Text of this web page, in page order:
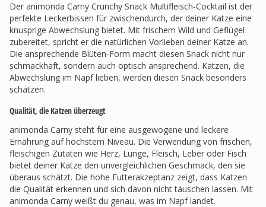
Der animonda Carny Crunchy Snack Multifleisch-Cocktail ist der
perfekte Leckerbissen für zwischendurch, der deiner Katze eine
knusprige Abwechslung bietet. Mit frischem Wild und Geflügel
zubereitet, spricht er die natürlichen Vorlieben deiner Katze an.
Die ansprechende Blüten-Form macht diesen Snack nicht nur
schmackhaft, sondern auch optisch ansprechend. Katzen, die
Abwechslung im Napf lieben, werden diesen Snack besonders
schätzen.
Qualität, die Katzen überzeugt
animonda Carny steht für eine ausgewogene und leckere
Ernährung auf höchstem Niveau. Die Verwendung von frischen,
fleischigen Zutaten wie Herz, Lunge, Fleisch, Leber oder Fisch
bietet deiner Katze den unvergleichlichen Geschmack, den sie
überaus schätzt. Die hohe Futterakzeptanz zeigt, dass Katzen
die Qualität erkennen und sich davon nicht täuschen lassen. Mit
animonda Carny weißt du genau, was im Napf landet.